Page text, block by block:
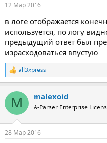
12 Мар 2016
в логе отображается
используется, по логу
предыдущий ответ был
израсходоваться впустую
Р
е
к
и
all3xpress
M malexoid
A-Parser Enterprise
28 Мар 2016